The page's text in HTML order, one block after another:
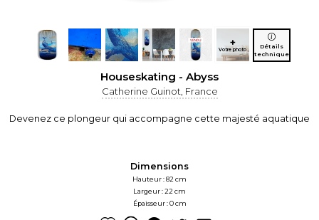
+
Votre photo
Détails
technique
Houseskating - Abyss
Catherine Guinot, France
Devenez ce plongeur qui accompagne cette majesté aquatique
Dimensions
Hauteur : 82 cm
Largeur : 22 cm
Épaisseur : 0 cm